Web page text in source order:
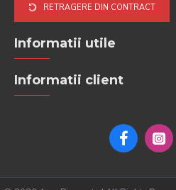
RETRAGERE DIN CONTRACT
Informatii utile
Informatii client